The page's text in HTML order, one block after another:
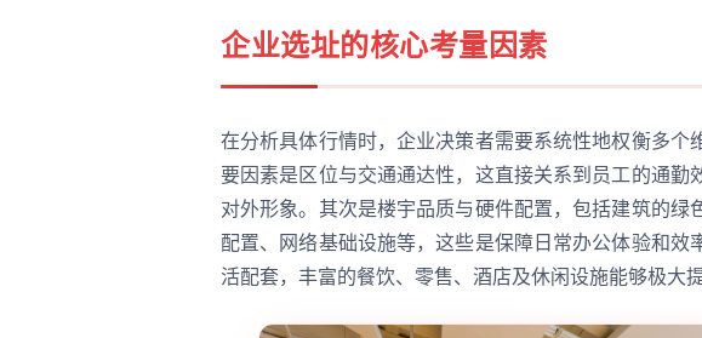
企业选址的核心考量因素
在分析具体行情时，企业决策者需要系统性地权衡多个
要因素是区位与交通通达性，这直接关系到员工的通勤
对外形象。其次是楼宇品质与硬件配置，包括建筑的绿
配置、网络基础设施等，这些是保障日常办公体验和效
活配套，丰富的餐饮、零售、酒店及休闲设施能够极大